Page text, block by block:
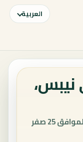
العربية
تاريخ اليوم: السبت، ٨ أغسطس ٢٠٢٦ الموافق 25 صفر